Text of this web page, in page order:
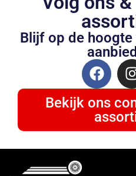
Blijf op de
Bekijk ons